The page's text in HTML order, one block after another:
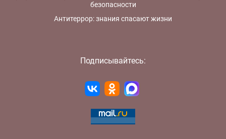
безопасности
Антитеррор: знания спасают жизни
Подписывайтесь: